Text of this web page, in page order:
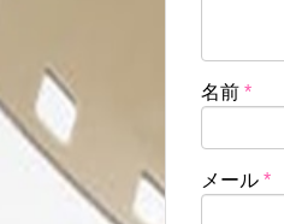
名前 *
メール *